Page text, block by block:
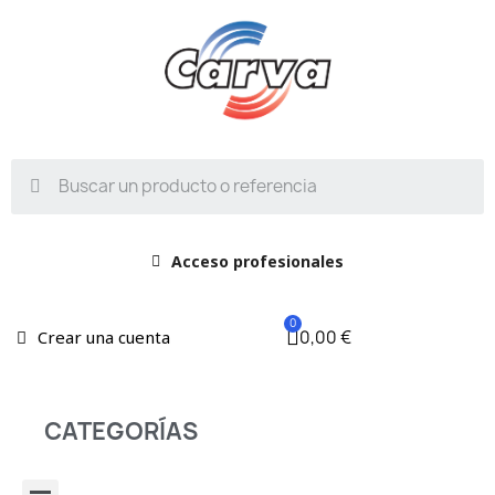
Acceso profesionales
Crear una cuenta 0,00 €
CATEGORÍAS